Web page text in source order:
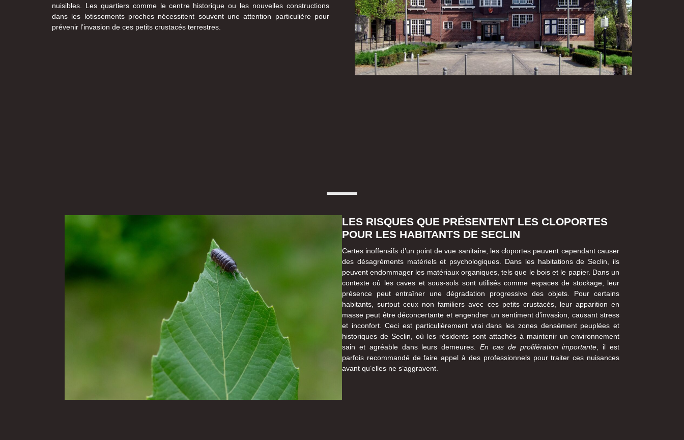
nuisibles. Les quartiers comme le centre historique ou les nouvelles constructions
dans les lotissements proches nécessitent souvent une attention particulière pour
prévenir l’invasion de ces petits crustacés terrestres.
LES RISQUES QUE PRÉSENTENT LES CLOPORTES
POUR LES HABITANTS DE SECLIN
Certes inoffensifs d’un point de vue sanitaire, les cloportes peuvent cependant causer
des désagréments matériels et psychologiques. Dans les habitations de Seclin, ils
peuvent endommager les matériaux organiques, tels que le bois et le papier. Dans un
contexte où les caves et sous-sols sont utilisés comme espaces de stockage, leur
présence peut entraîner une dégradation progressive des objets. Pour certains
habitants, surtout ceux non familiers avec ces petits crustacés, leur apparition en
masse peut être déconcertante et engendrer un sentiment d’invasion, causant stress
et inconfort. Ceci est particulièrement vrai dans les zones densément peuplées et
historiques de Seclin, où les résidents sont attachés à maintenir un environnement
sain et agréable dans leurs demeures. En cas de prolifération importante , il est
parfois recommandé de faire appel à des professionnels pour traiter ces nuisances
avant qu’elles ne s’aggravent.